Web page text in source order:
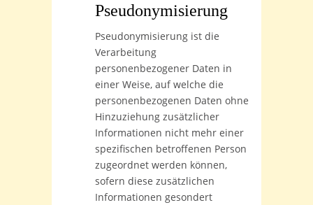
Pseudonymisierung
Pseudonymisierung ist die
Verarbeitung
personenbezogener Daten in
einer Weise, auf welche die
personenbezogenen Daten ohne
Hinzuziehung zusätzlicher
Informationen nicht mehr einer
spezifischen betroffenen Person
zugeordnet werden können,
sofern diese zusätzlichen
Informationen gesondert